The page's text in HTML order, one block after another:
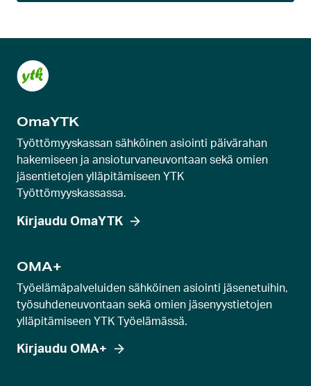
OmaYTK
Työttömyyskassan sähköinen asiointi päivärahan
hakemiseen ja ansioturvaneuvontaan sekä omien
jäsentietojen ylläpitämiseen YTK
Työttömyyskassassa.
Kirjaudu OmaYTK
OMA+
Työelämäpalveluiden sähköinen asiointi jäsenetuihin,
työsuhdeneuvontaan sekä omien jäsenyystietojen
ylläpitämiseen YTK Työelämässä.
Kirjaudu OMA+